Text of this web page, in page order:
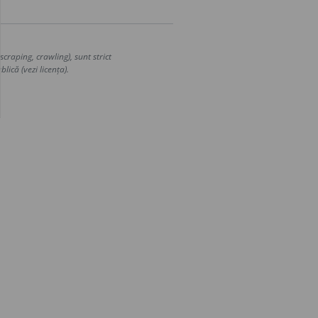
crawling), sunt strict
(vezi licența).